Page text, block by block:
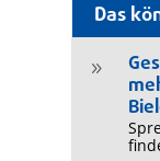
Das
9